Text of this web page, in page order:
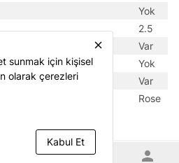
Yok
2.5
Var
Yok
Var
Rose
favorite person
close
sunmak için kişisel
olarak çerezleri
Kabul Et